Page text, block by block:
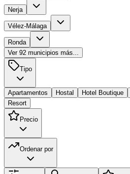
Nerja
Vélez-Málaga
Ronda
Ver 92 municipios más...
Tipo
Apartamentos Hostal Hotel Boutique
Resort
Precio
Ordenar por